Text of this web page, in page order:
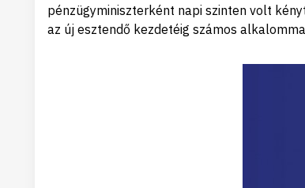
pénzügyminiszterként napi szinten volt
az új esztendő kezdetéig számos